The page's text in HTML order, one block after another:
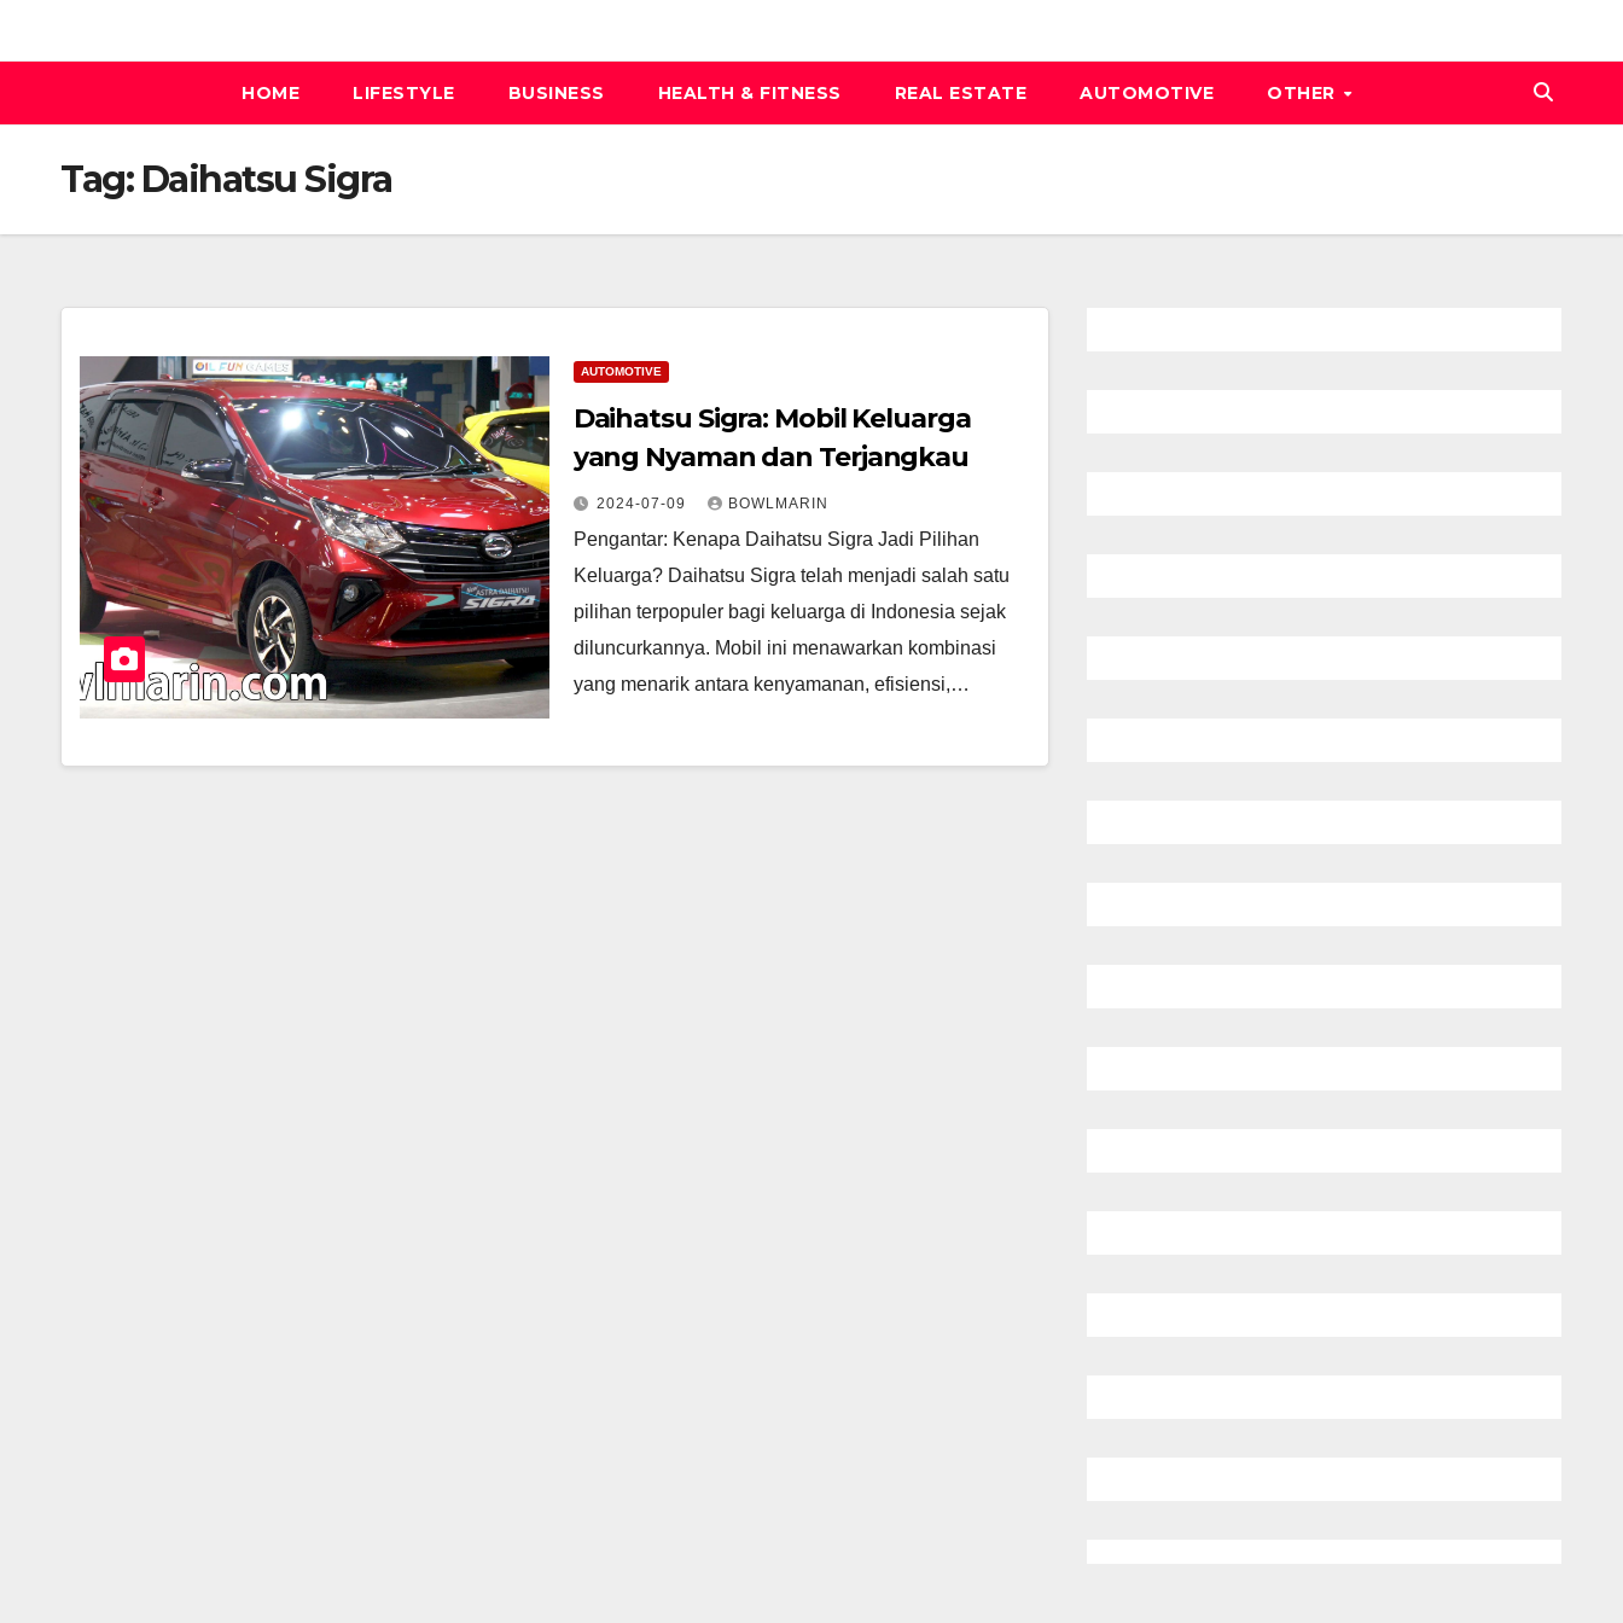
HOME LIFESTYLE BUSINESS HEALTH & FITNESS REAL ESTATE AUTOMOTIVE OTHER
Tag: Daihatsu Sigra
AUTOMOTIVE
Daihatsu Sigra: Mobil Keluarga
yang Nyaman dan Terjangkau
2024-07-09 BOWLMARIN
Pengantar: Kenapa Daihatsu Sigra Jadi Pilihan
Keluarga? Daihatsu Sigra telah menjadi salah satu
pilihan terpopuler bagi keluarga di Indonesia sejak
diluncurkannya. Mobil ini menawarkan kombinasi
yang menarik antara kenyamanan, efisiensi,…